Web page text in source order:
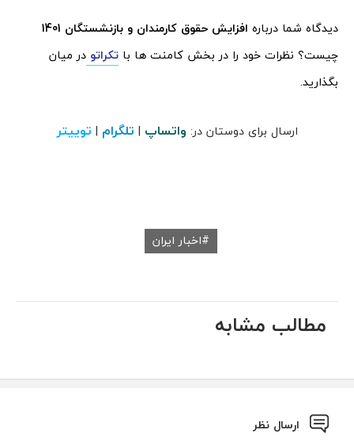
دیدگاه شما درباره‌ افزایش حقوق کارمندان و بازنشستگان 1401
چیست؟ نظرات خود را در بخش کامنت ها با تکراتو در میان
بگذارید.
ارسال برای دوستان در: واتساپ | تلگرام | توییتر
اخبار ایران
مطالب مشابه
ارسال نظر